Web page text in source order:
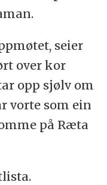
seier
over kor
opp sjølv om
vorte som ein
på Ræta